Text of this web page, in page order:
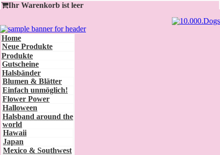
Ihr Warenkorb ist leer
Home
Neue Produkte
Produkte
Gutscheine
Halsbänder
Blumen & Blätter
Einfach unmöglich!
Flower Power
Halloween
Halsband around the
world
Hawaii
Japan
Mexico & Southwest